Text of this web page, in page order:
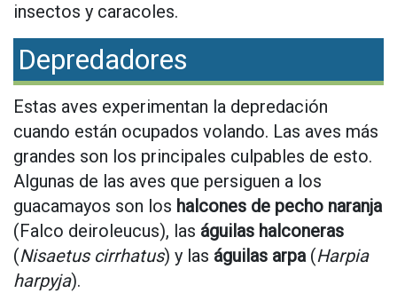
insectos y caracoles.
Depredadores
Estas aves experimentan la depredación
cuando están ocupados volando. Las aves más
grandes son los principales culpables de esto.
Algunas de las aves que persiguen a los
guacamayos son los halcones de pecho naranja
(Falco deiroleucus), las águilas halconeras
(Nisaetus cirrhatus) y las águilas arpa(Harpia
harpyja).